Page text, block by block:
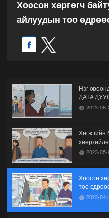
Хоосон хөргөгч
айлуудын тоо
Нэг
ДАТА
2023-06-
Хөгжлийн
2023-05-
Хоосон
тоо
2023-04-